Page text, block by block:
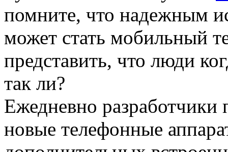
помните, что надежным
может стать мобильный
представить, что люди
так ли?
Ежедневно
новые телефонные